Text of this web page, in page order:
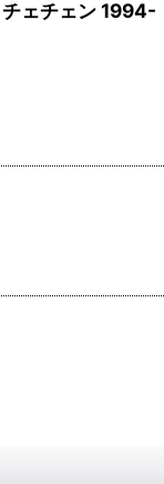
ェチェン 1994-